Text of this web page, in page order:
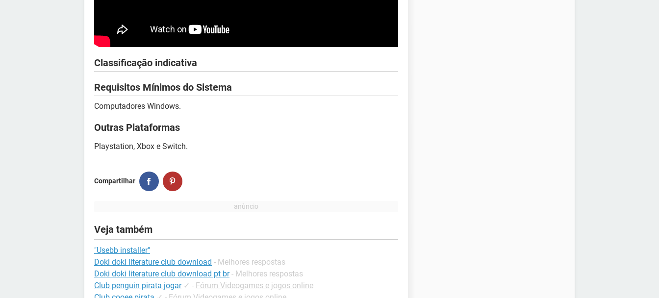
Classificação indicativa
Requisitos Mínimos do Sistema
Computadores Windows.
Outras Plataformas
Playstation, Xbox e Switch.
Compartilhar
Veja também
"Usebb installer"
Doki doki literature club download - Melhores respostas
Doki doki literature club download pt br - Melhores respostas
Club penguin pirata jogar ✓ - Fórum Videogames e jogos online